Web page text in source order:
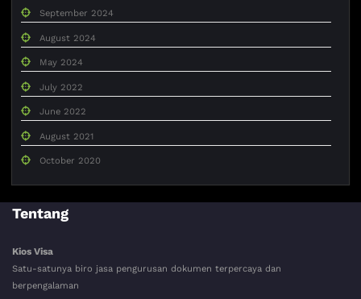
September 2024
August 2024
May 2024
July 2022
June 2022
August 2021
October 2020
Tentang
Kios Visa
Satu-satunya biro jasa pengurusan dokumen terpercaya dan
berpengalaman